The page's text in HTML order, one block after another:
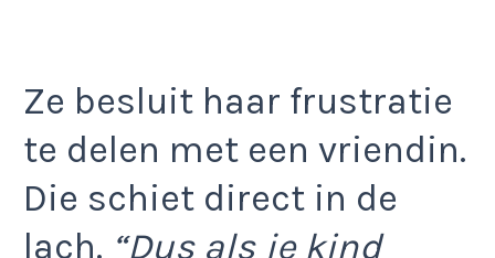
Ze besluit haar frustratie
te delen met een vriendin.
Die schiet direct in de
lach. “Dus als je kind